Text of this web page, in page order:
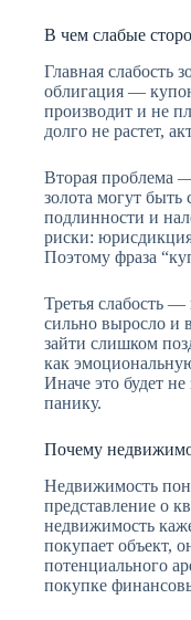
В чем слабые
Главная слабость
облигация —
производит и не
долго не растет,
Вторая проблема
золота могут
подлинности и
риски:
Поэтому фраза
Третья слабость —
сильно выросло и
зайти слишком
как
Иначе это будет
панику.
Почему
Недвижимость
представление о
недвижимость
покупает объект,
потенциального
покупке